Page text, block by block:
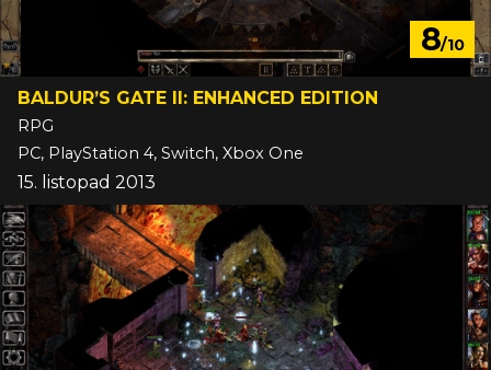
8/10
BALDUR’S GATE II: ENHANCED EDITION
RPG
PC, PlayStation 4, Switch, Xbox One
15. listopad 2013